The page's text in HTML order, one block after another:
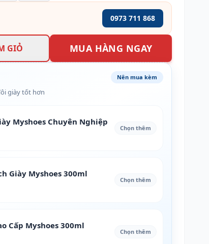
0973 711 868
GIỎ MUA HÀNG NGAY
giày tốt hơn
Nên mua kèm
Myshoes Chuyên Nghiệp
Chọn thêm
Giày Myshoes 300ml
Chọn thêm
Cấp Myshoes 300ml
Chọn thêm